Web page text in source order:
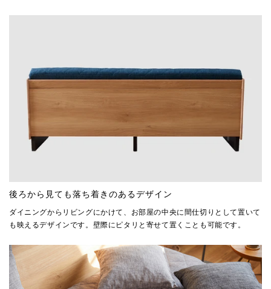
後ろから見ても落ち着きのあるデザイン
ダイニングからリビングにかけて、お部屋の中央に間仕切りとして置いて
も映えるデザインです。壁際にピタリと寄せて置くことも可能です。